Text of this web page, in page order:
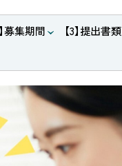
】募集期間 【3】提出書類